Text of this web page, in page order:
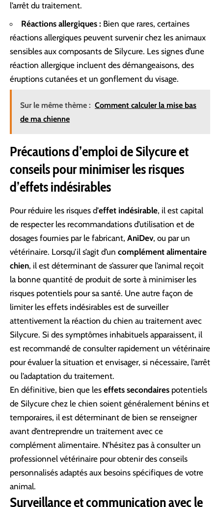
l’arrêt du traitement.
Réactions allergiques : Bien que rares, certaines
réactions allergiques peuvent survenir chez les animaux
sensibles aux composants de Silycure. Les signes d’une
réaction allergique incluent des démangeaisons, des
éruptions cutanées et un gonflement du visage.
Sur le même thème : Comment calculer la mise bas
de ma chienne
Précautions d’emploi de Silycure et
conseils pour minimiser les risques
d’effets indésirables
Pour réduire les risques d’effet indésirable, il est capital
de respecter les recommandations d’utilisation et de
dosages fournies par le fabricant, AniDev, ou par un
vétérinaire. Lorsqu’il s’agit d’un complément alimentaire
chien, il est déterminant de s’assurer que l’animal reçoit
la bonne quantité de produit de sorte à minimiser les
risques potentiels pour sa santé. Une autre façon de
limiter les effets indésirables est de surveiller
attentivement la réaction du chien au traitement avec
Silycure. Si des symptômes inhabituels apparaissent, il
est recommandé de consulter rapidement un vétérinaire
pour évaluer la situation et envisager, si nécessaire, l’arrêt
ou l’adaptation du traitement.
En définitive, bien que les effets secondaires potentiels
de Silycure chez le chien soient généralement bénins et
temporaires, il est déterminant de bien se renseigner
avant d’entreprendre un traitement avec ce
complément alimentaire. N’hésitez pas à consulter un
professionnel vétérinaire pour obtenir des conseils
personnalisés adaptés aux besoins spécifiques de votre
animal.
Surveillance et communication avec le